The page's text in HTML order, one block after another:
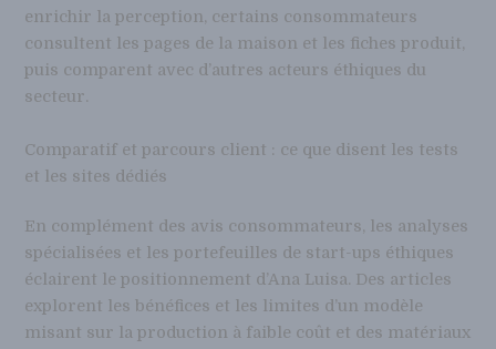
enrichir la perception, certains consommateurs
consultent les pages de la maison et les fiches produit,
puis comparent avec d’autres acteurs éthiques du
secteur.
Comparatif et parcours client : ce que disent les tests
et les sites dédiés
En complément des avis consommateurs, les analyses
spécialisées et les portefeuilles de start-ups éthiques
éclairent le positionnement d’Ana Luisa. Des articles
explorent les bénéfices et les limites d’un modèle
misant sur la production à faible coût et des matériaux